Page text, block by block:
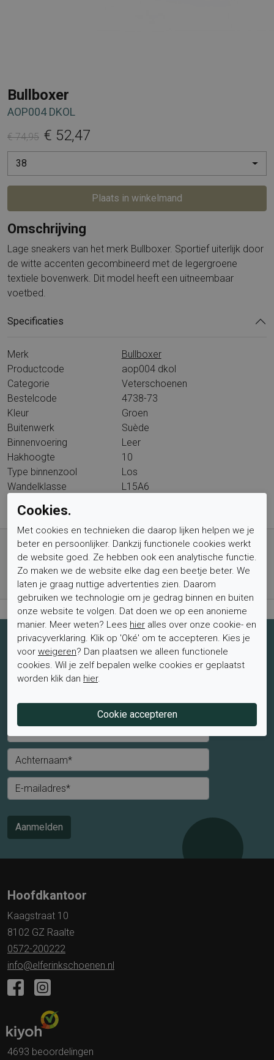
Bullboxer
AOP004 DKOL
€ 74,95 € 52,47
38
Plaats in winkelmand
Omschrijving
Lage sneakers van het merk Bullboxer. Sportief uiterlijk door
de witte accenten gecombineerd met de legergroene
textiele bovenwerk. Dit model heeft een uitneembaar
voetbed.
Specificaties
Merk
Bullboxer
Productcode
aop004 dkol
Categorie
Veterschoenen
Bestelcode
4738-73
Kleur
Groen
Buitenwerk
Suède
Binnenvoering
Leer
Hakhoogte
10
Type binnenzool
Los
Wandelklasse
L15A6
Bestel nu, betaal achteraf met Klarna
Levertijd 1-2 werkdagen*
Retourtermijn van 2 weken
Schrijf je nu in voor de nieuwsbrief
Schrijf je in voor de nieuwsbrief en blijf op de hoogte van de
laatste aanbiedingen en trends.
Mevrouw Meneer
Achternaam*
E-mailadres*
Aanmelden
Hoofdkantoor
Kaagstraat 10
8102 GZ Raalte
0572-200222
info@elferinkschoenen.nl
4693 beoordelingen
Cookies.
Met cookies en technieken die daarop lijken helpen we je
beter en persoonlijker. Dankzij functionele cookies werkt
de website goed. Ze hebben ook een analytische functie.
Zo maken we de website elke dag een beetje beter. We
laten je graag nuttige advertenties zien. Daarom
gebruiken we technologie om je gedrag binnen en buiten
onze website te volgen. Dat doen we op een anonieme
manier. Meer weten? Lees hier alles over onze cookie- en
privacyverklaring. Klik op 'Oké' om te accepteren. Kies je
voor weigeren? Dan plaatsen we alleen functionele
cookies. Wil je zelf bepalen welke cookies er geplaatst
worden klik dan hier.